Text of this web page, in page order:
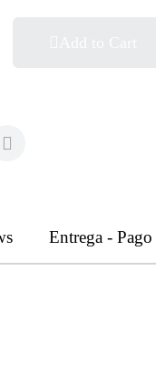
Entrega - Pago